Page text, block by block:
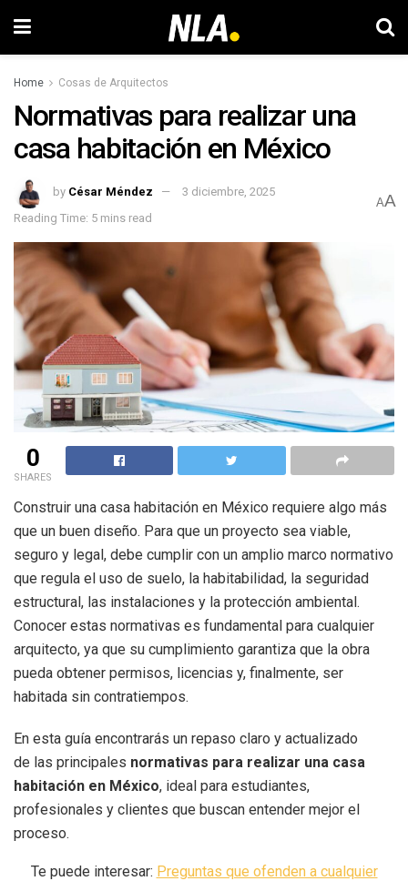
Home Cosas de Arquitectos
Normativas para realizar una
casa habitación en México
by César Méndez
3 diciembre, 2025
Reading Time: 5 mins read
AA
0
SHARES
Construir una casa habitación en México requiere algo más
que un buen diseño. Para que un proyecto sea viable,
seguro y legal, debe cumplir con un amplio marco normativo
que regula el uso de suelo, la habitabilidad, la seguridad
estructural, las instalaciones y la protección ambiental.
Conocer estas normativas es fundamental para cualquier
arquitecto, ya que su cumplimiento garantiza que la obra
pueda obtener permisos, licencias y, finalmente, ser
habitada sin contratiempos.
En esta guía encontrarás un repaso claro y actualizado
de las principales normativas para realizar una casa
habitación en México, ideal para estudiantes,
profesionales y clientes que buscan entender mejor el
proceso.
Te puede interesar: Preguntas que ofenden a cualquier